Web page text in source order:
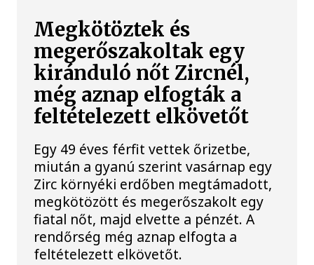
Megkötöztek és
megerőszakoltak egy
kiránduló nőt Zircnél,
még aznap elfogták a
feltételezett elkövetőt
Egy 49 éves férfit vettek őrizetbe,
miután a gyanú szerint vasárnap egy
Zirc környéki erdőben megtámadott,
megkötözött és megerőszakolt egy
fiatal nőt, majd elvette a pénzét. A
rendőrség még aznap elfogta a
feltételezett elkövetőt.